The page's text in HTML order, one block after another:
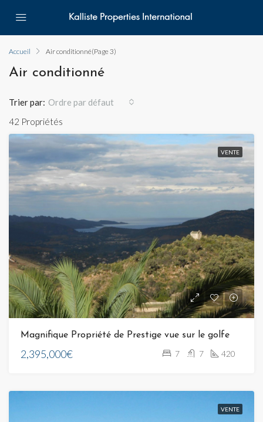
Accueil Air conditionné(Page 3)
Air conditionné
42 Propriétés
Trier par: Ordre par défaut
VENTE
Magnifique Propriété de Prestige vue sur le golfe
2,395,000€ 7 7 420
VENTE